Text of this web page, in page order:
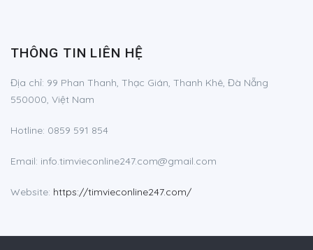
THÔNG TIN LIÊN HỆ
Địa chỉ: 99 Phan Thanh, Thạc Gián, Thanh Khê, Đà Nẵng
550000, Việt Nam
Hotline: 0859 591 854
Email: info.timvieconline247.com@gmail.com
Website: https://timvieconline247.com/